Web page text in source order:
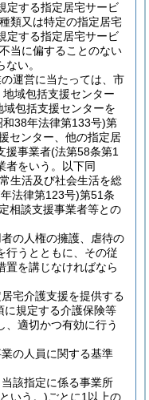
定する指定居宅サービ
類又は特定の指定居宅
定する指定居宅サービ
当に偏することのない
い。
運営に当たっては、市
地域包括支援センター
包括支援センターを
和38年法律第133号)第
センター、他の指定居
援事業者(法第58条第1
者をいう。以下同
生活及び社会生活を総
法律第123号)第51条
相談支援事業者等との
の人権の擁護、虐待の
行うとともに、その従
置を講じなければなら
宅介護支援を提供する
に規定する介護保険等
、適切かつ有効に行う
の人員に関する基準
該指定に係る事業所
いう。)ごとに1以上の